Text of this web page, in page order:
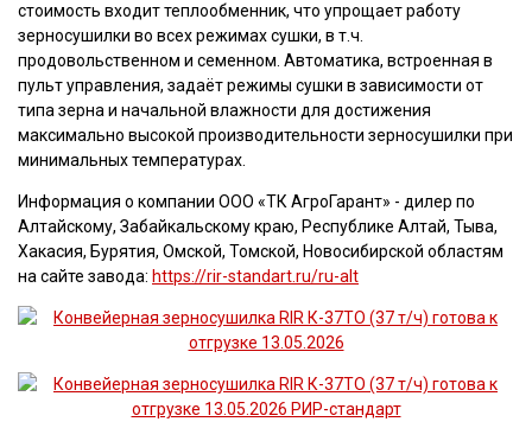
стоимость входит теплообменник, что упрощает работу
зерносушилки во всех режимах сушки, в т.ч.
продовольственном и семенном. Автоматика, встроенная в
пульт управления, задаёт режимы сушки в зависимости от
типа зерна и начальной влажности для достижения
максимально высокой производительности зерносушилки при
минимальных температурах.
Информация о компании ООО «ТК АгроГарант» - дилер по
Алтайскому, Забайкальскому краю, Республике Алтай, Тыва,
Хакасия, Бурятия, Омской, Томской, Новосибирской областям
на сайте завода: https://rir-standart.ru/ru-alt